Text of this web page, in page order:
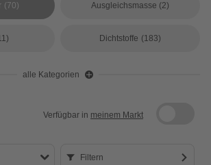
(70) Ausgleichsmasse (2)
Dichtstoffe (183)
alle Kategorien
Verfügbar in meinem Markt
Filtern